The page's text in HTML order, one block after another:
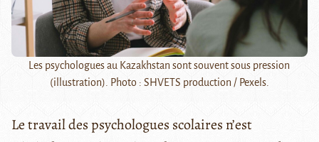
Les psychologues au Kazakhstan sont souvent sous pression
(illustration). Photo : SHVETS production / Pexels.
Le travail des psychologues scolaires n’est